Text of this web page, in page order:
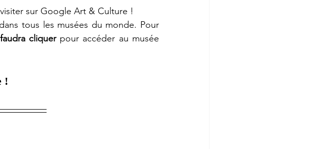
sur Google Art & Culture !
tous les musées du monde. Pour
cliquer pour accéder au musée
!